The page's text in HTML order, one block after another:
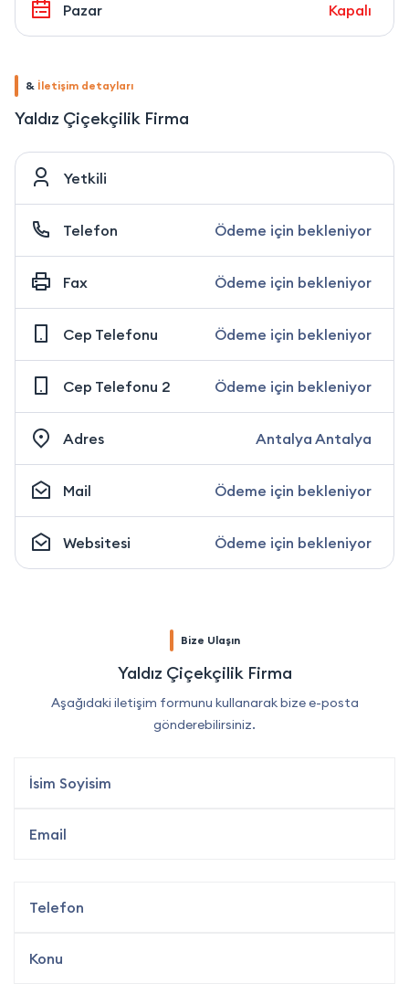
Pazar Kapalı
& İletişim detayları
Yaldız Çiçekçilik Firma
Yetkili
Telefon Ödeme için bekleniyor
Fax Ödeme için bekleniyor
Cep Telefonu Ödeme için bekleniyor
Cep Telefonu 2 Ödeme için bekleniyor
Adres Antalya Antalya
Mail Ödeme için bekleniyor
Websitesi Ödeme için bekleniyor
Bize Ulaşın
Yaldız Çiçekçilik Firma
Aşağıdaki iletişim formunu kullanarak bize e-posta
gönderebilirsiniz.